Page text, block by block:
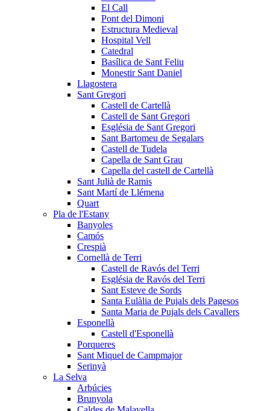
El Call
Pont del Dimoni
Estructura Medieval
Hospital Vell
Catedral
Basílica de Sant Feliu
Monestir Sant Daniel
Llagostera
Sant Gregori
Castell de Cartellà
Castell de Sant Gregori
Església de Sant Gregori
Sant Bartomeu de Segalars
Castell de Tudela
Capella de Sant Grau
Capella del castell de Cartellà
Sant Julià de Ramis
Sant Martí de Llémena
Quart
Pla de l'Estany
Banyoles
Camós
Crespià
Cornellà de Terri
Castell de Ravós del Terri
Església de Ravós del Terri
Sant Esteve de Sords
Santa Eulàlia de Pujals dels Pagesos
Santa Maria de Pujals dels Cavallers
Esponellà
Castell d'Esponellà
Porqueres
Sant Miquel de Campmajor
Serinyà
La Selva
Arbúcies
Brunyola